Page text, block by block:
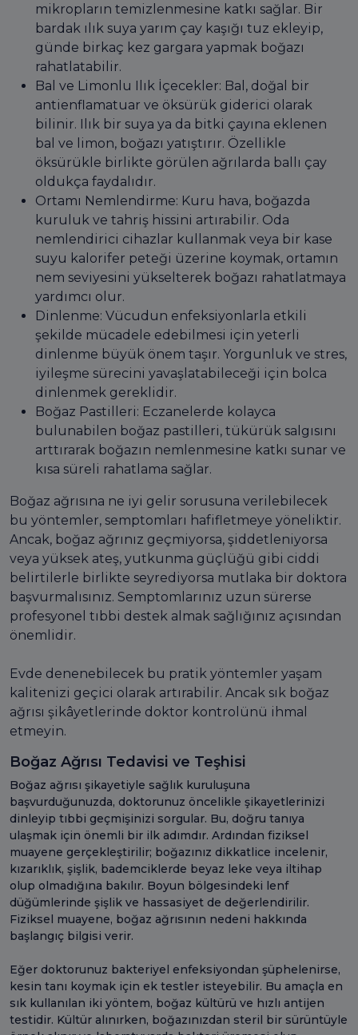
mikropların temizlenmesine katkı sağlar. Bir
bardak ılık suya yarım çay kaşığı tuz ekleyip,
günde birkaç kez gargara yapmak boğazı
rahatlatabilir.
Bal ve Limonlu Ilık İçecekler: Bal, doğal bir
antienflamatuar ve öksürük giderici olarak
bilinir. Ilık bir suya ya da bitki çayına eklenen
bal ve limon, boğazı yatıştırır. Özellikle
öksürükle birlikte görülen ağrılarda ballı çay
oldukça faydalıdır.
Ortamı Nemlendirme: Kuru hava, boğazda
kuruluk ve tahriş hissini artırabilir. Oda
nemlendirici cihazlar kullanmak veya bir kase
suyu kalorifer peteği üzerine koymak, ortamın
nem seviyesini yükselterek boğazı rahatlatmaya
yardımcı olur.
Dinlenme: Vücudun enfeksiyonlarla etkili
şekilde mücadele edebilmesi için yeterli
dinlenme büyük önem taşır. Yorgunluk ve stres,
iyileşme sürecini yavaşlatabileceği için bolca
dinlenmek gereklidir.
Boğaz Pastilleri: Eczanelerde kolayca
bulunabilen boğaz pastilleri, tükürük salgısını
arttırarak boğazın nemlenmesine katkı sunar ve
kısa süreli rahatlama sağlar.
Boğaz ağrısına ne iyi gelir sorusuna verilebilecek
bu yöntemler, semptomları hafifletmeye yöneliktir.
Ancak, boğaz ağrınız geçmiyorsa, şiddetleniyorsa
veya yüksek ateş, yutkunma güçlüğü gibi ciddi
belirtilerle birlikte seyrediyorsa mutlaka bir doktora
başvurmalısınız. Semptomlarınız uzun sürerse
profesyonel tıbbi destek almak sağlığınız açısından
önemlidir.
Evde denenebilecek bu pratik yöntemler yaşam
kalitenizi geçici olarak artırabilir. Ancak sık boğaz
ağrısı şikâyetlerinde doktor kontrolünü ihmal
etmeyin.
Boğaz Ağrısı Tedavisi ve Teşhisi
Boğaz ağrısı şikayetiyle sağlık kuruluşuna
başvurduğunuzda, doktorunuz öncelikle şikayetlerinizi
dinleyip tıbbi geçmişinizi sorgular. Bu, doğru tanıya
ulaşmak için önemli bir ilk adımdır. Ardından fiziksel
muayene gerçekleştirilir; boğazınız dikkatlice incelenir,
kızarıklık, şişlik, bademciklerde beyaz leke veya iltihap
olup olmadığına bakılır. Boyun bölgesindeki lenf
düğümlerinde şişlik ve hassasiyet de değerlendirilir.
Fiziksel muayene, boğaz ağrısının nedeni hakkında
başlangıç bilgisi verir.
Eğer doktorunuz bakteriyel enfeksiyondan şüphelenirse,
kesin tanı koymak için ek testler isteyebilir. Bu amaçla en
sık kullanılan iki yöntem, boğaz kültürü ve hızlı antijen
testidir. Kültür alınırken, boğazınızdan steril bir sürüntüyle